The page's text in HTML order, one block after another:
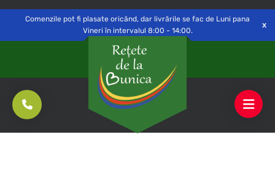
Delivery toSăvinești, NT Switch Open
Comenzile pot fi plasate oricând, dar livrările se fac de Luni pana
Vineri în intervalul 8:00 - 14:00.